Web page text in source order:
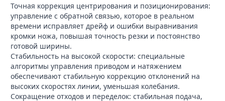
Точная коррекция центрирования и позиционирования:
управление с обратной связью, которое в реальном
времени исправляет дрейф и ошибки выравнивания
кромки ножа, повышая точность резки и постоянство
готовой ширины.
Стабильность на высокой скорости: специальные
алгоритмы управления приводом и натяжением
обеспечивают стабильную коррекцию отклонений на
высоких скоростях линии, уменьшая колебания.
Сокращение отходов и переделок: стабильная подача,